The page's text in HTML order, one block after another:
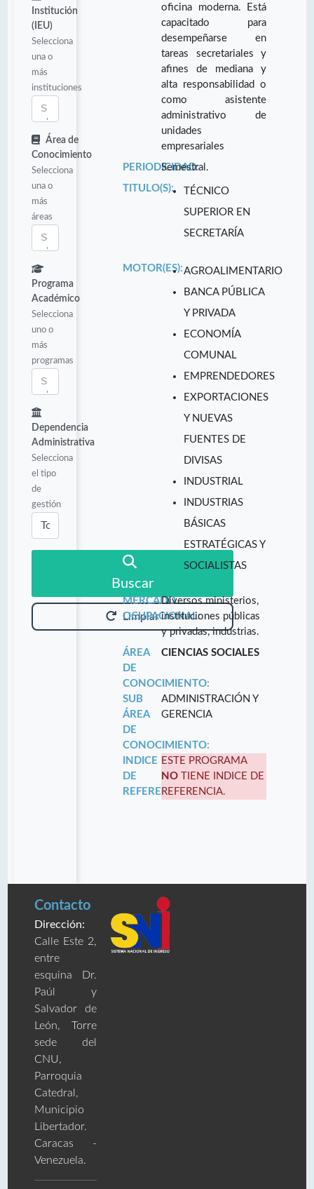
Institución
(IEU)
Selecciona
una o
más
instituciones
Área de
Conocimiento
Selecciona
una o
más
áreas
Programa
Académico
Selecciona
uno o
más
programas
Dependencia
Administrativa
Selecciona
el tipo
de
gestión
Buscar
Limpiar
oficina moderna. Está
capacitado para
desempeñarse en
tareas secretariales y
afines de mediana y
alta responsabilidad o
como asistente
administrativo de
unidades
empresariales
PERIODICIDAD:
Semestral.
TITULO(S):
TÉCNICO
SUPERIOR EN
SECRETARÍA
MOTOR(ES):AGROALIMENTARIO
BANCA PÚBLICA
Y PRIVADA
ECONOMÍA
COMUNAL
EMPRENDEDORES
EXPORTACIONES
Y NUEVAS
FUENTES DE
DIVISAS
INDUSTRIAL
INDUSTRIAS
BÁSICAS
ESTRATÉGICAS Y
SOCIALISTAS
MERCADO
OCUPACIONAL:
Diversos ministerios,
instituciones públicas
y privadas, industrias.
ÁREA
DE
CONOCIMIENTO:
CIENCIAS SOCIALES
SUB
ÁREA
DE
CONOCIMIENTO:
ADMINISTRACIÓN Y
GERENCIA
INDICE
DE
REFERENCIA:
ESTE PROGRAMA
NO TIENE INDICE DE
REFERENCIA.
Contacto
Dirección:
Calle Este 2,
entre
esquina Dr.
Paúl y
Salvador de
León, Torre
sede del
CNU,
Parroquia
Catedral,
Municipio
Libertador.
Caracas -
Venezuela.